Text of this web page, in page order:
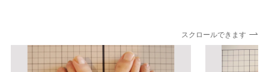
スクロールできます